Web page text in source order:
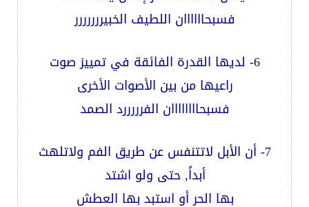
فسبحاااااان اللطيف الخبيررررررر
6- لديها القدرة الفائقة في تمييز صوت
راعيها من بين الأصوات الأخرى
فسبحاااااااان الفرررررد الصمد
7- أن الأبل لاتتنفس عن طريق الفم ولاتلهث
أبداً, حتى ولو اشتد
بها الحر أو استبد بها العطش